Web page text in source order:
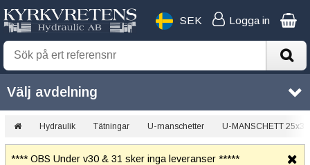
Logga in
SEK
Välj avdelning
Hydraulik Tätningar U-manschetter U-MANSCHETT
**** OBS Under v30 & 31 sker inga leveranser *****